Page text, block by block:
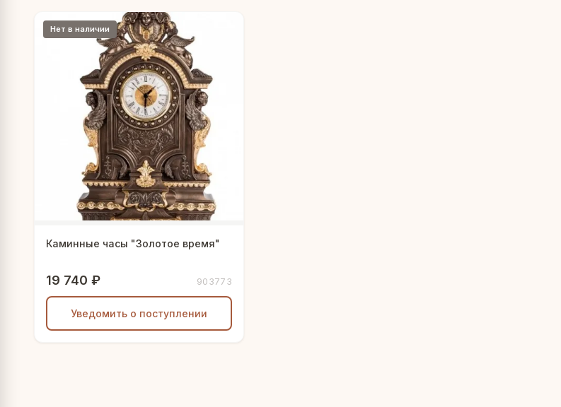
Нет в наличии
Каминные часы "Золотое время"
19 740 ₽ 903773
Уведомить о поступлении